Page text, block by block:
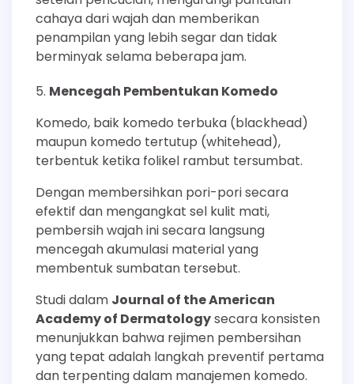
cahaya dari wajah dan memberikan
penampilan yang lebih segar dan tidak
berminyak selama beberapa jam.
Mencegah Pembentukan Komedo
Komedo, baik komedo terbuka (blackhead)
maupun komedo tertutup (whitehead),
terbentuk ketika folikel rambut tersumbat.
Dengan membersihkan pori-pori secara
efektif dan mengangkat sel kulit mati,
pembersih wajah ini secara langsung
mencegah akumulasi material yang
membentuk sumbatan tersebut.
Studi dalam Journal of the American
Academy of Dermatologysecara konsisten
menunjukkan bahwa rejimen pembersihan
yang tepat adalah langkah preventif pertama
dan terpenting dalam manajemen komedo.